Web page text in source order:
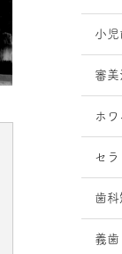
小児
審美
ホ
セラ
歯科
義歯